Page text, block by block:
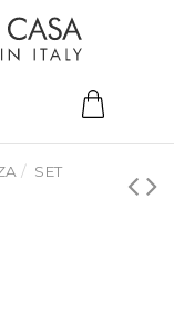
SET